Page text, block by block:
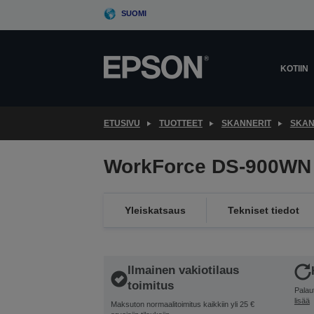
SUOMI
KOTIIN
ETUSIVU TUOTTEET SKANNERIT
WorkForce DS-900WN
Yleiskatsaus Tekniset tiedot
Ilmainen vakiotilaus
toimitus
Maksuton normaalitoimitus kaikkiin yli 25 €
lisää